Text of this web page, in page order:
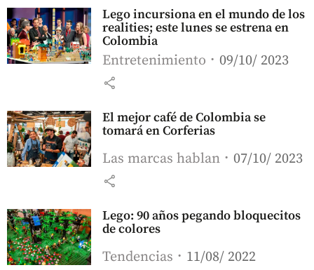
Lego incursiona en el mundo de los
realities; este lunes se estrena en
Colombia
Entretenimiento 09/10/ 2023
share
El mejor café de Colombia se
tomará en Corferias
Las marcas hablan 07/10/ 2023
share
Lego: 90 años pegando bloquecitos
de colores
Tendencias 11/08/ 2022